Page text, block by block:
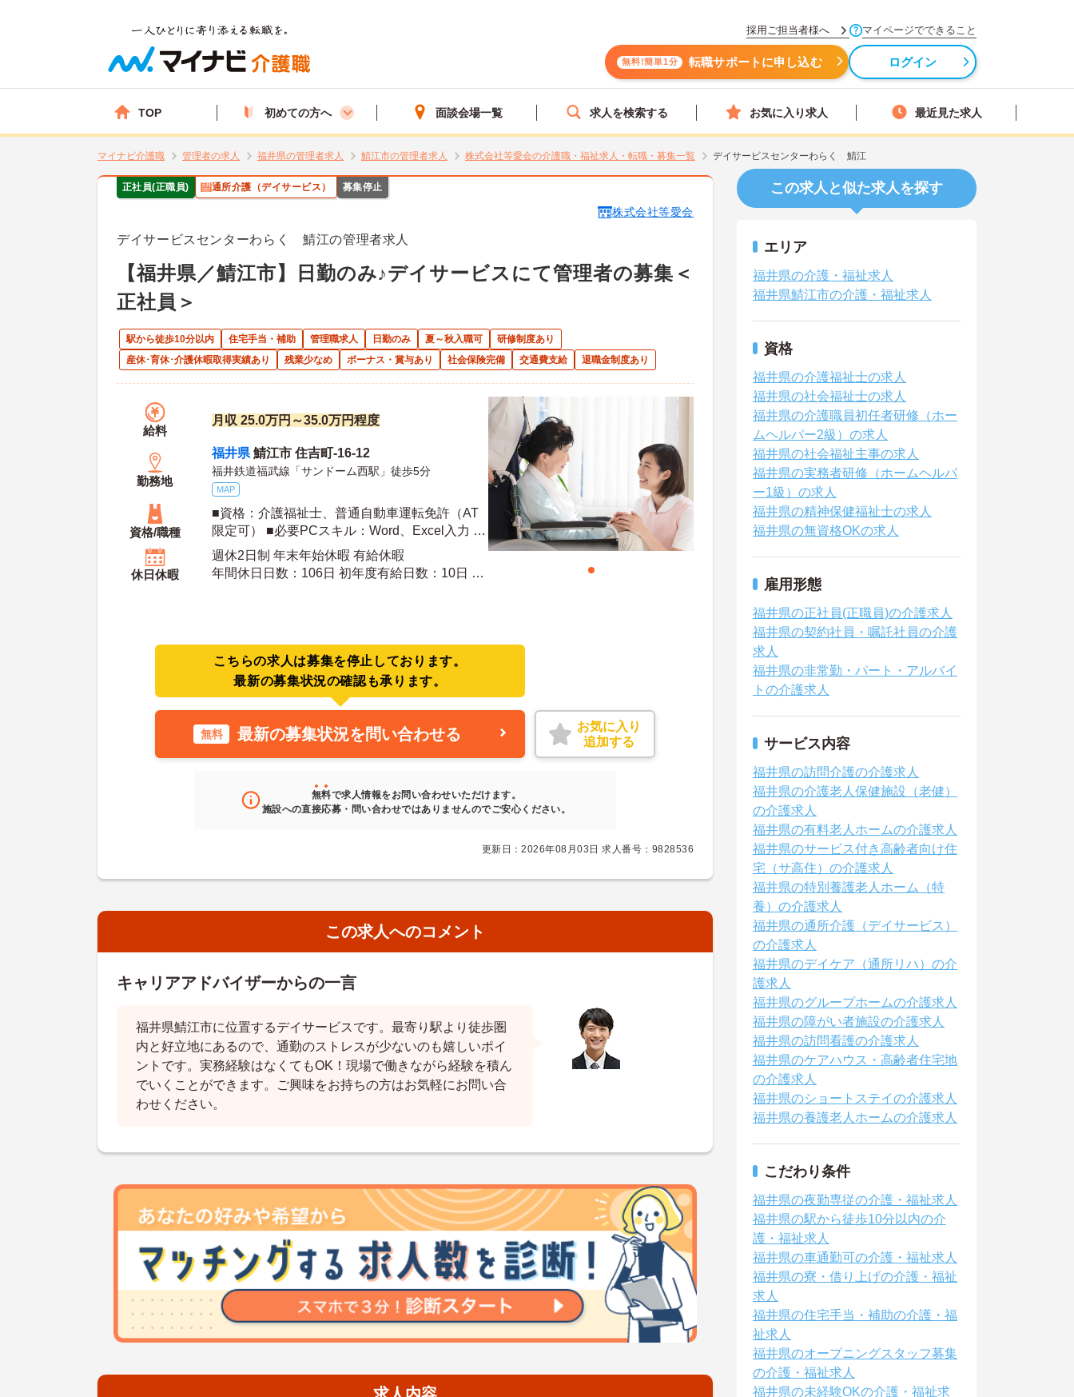
採用ご担当者様へ マイページでできること
無料!簡単1分 転職サポートに申し込む ログイン
TOP 初めての方へ 面談会場一覧 求人を検索する お気に入り求人 最近見た求人
マイナビ介護職 管理者の求人 福井県の管理者求人 鯖江市の管理者求人 株式会社等愛会の介護職・福祉求人・転職・募集一覧 デイサービスセンターわらく 鯖江
正社員(正職員) 通所介護（デイサービス） 募集停止
株式会社等愛会
デイサービスセンターわらく 鯖江の管理者求人
【福井県／鯖江市】日勤のみ♪デイサービスにて管理者の募集＜
正社員＞
駅から徒歩10分以内 住宅手当・補助 管理職求人 日勤のみ 夏～秋入職可
研修制度あり
産休･育休･介護休暇取得実績あり
残業少なめ ボーナス・賞与あり 社会保険完備 交通費支給 退職金制度あり
給料
月収 25.0万円～35.0万円程度
勤務地
福井県 鯖江市 住吉町-16-12
福井鉄道福武線「サンドーム西駅」徒歩5分
MAP
資格/職種
■資格：介護福祉士、普通自動車運転免許（AT
限定可） ■必要PCスキル：Word、Excel入力 ■
経験：不問
休日休暇
週休2日制 年末年始休暇 有給休暇
年間休日日数：106日 初年度有給日数：10日 年
こちらの求人は募集を停止しております。
最新の募集状況の確認も承ります。
無料 最新の募集状況を問い合わせる
お気に入り
追加する
無料で求人情報をお問い合わせいただけます。
施設への直接応募・問い合わせではありませんのでご安心ください。
更新日：2026年08月03日 求人番号：9828536
この求人へのコメント
キャリアアドバイザーからの一言
福井県鯖江市に位置するデイサービスです。最寄り駅より徒歩圏
内と好立地にあるので、通勤のストレスが少ないのも嬉しいポイ
ントです。実務経験はなくてもOK！現場で働きながら経験を積ん
でいくことができます。ご興味をお持ちの方はお気軽にお問い合
わせください。
この求人と似た求人を探す
エリア
福井県の介護・福祉求人
福井県鯖江市の介護・福祉求人
資格
福井県の介護福祉士の求人
福井県の社会福祉士の求人
福井県の介護職員初任者研修（ホー
ムヘルパー2級）の求人
福井県の社会福祉主事の求人
福井県の実務者研修（ホームヘルパ
ー1級）の求人
福井県の精神保健福祉士の求人
福井県の無資格OKの求人
雇用形態
福井県の正社員(正職員)の介護求人
福井県の契約社員・嘱託社員の介護
求人
福井県の非常勤・パート・アルバイ
トの介護求人
サービス内容
福井県の訪問介護の介護求人
福井県の介護老人保健施設（老健）
の介護求人
福井県の有料老人ホームの介護求人
福井県のサービス付き高齢者向け住
宅（サ高住）の介護求人
福井県の特別養護老人ホーム（特
養）の介護求人
福井県の通所介護（デイサービス）
の介護求人
福井県のデイケア（通所リハ）の介
護求人
福井県のグループホームの介護求人
福井県の障がい者施設の介護求人
福井県の訪問看護の介護求人
福井県のケアハウス・高齢者住宅地
の介護求人
福井県のショートステイの介護求人
福井県の養護老人ホームの介護求人
こだわり条件
福井県の夜勤専従の介護・福祉求人
福井県の駅から徒歩10分以内の介
護・福祉求人
福井県の車通勤可の介護・福祉求人
福井県の寮・借り上げの介護・福祉
求人
福井県の住宅手当・補助の介護・福
祉求人
福井県のオープニングスタッフ募集
の介護・福祉求人
福井県の未経験OKの介護・福祉求